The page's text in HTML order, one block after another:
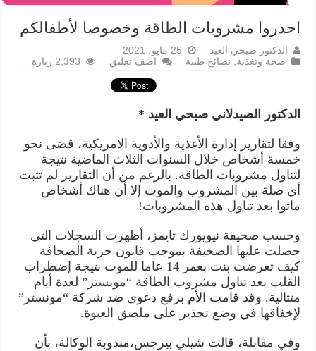
احذروا مشروبات الطاقة وخصوصا لأطفالكم
الدكتور صبحي العيد
25 مايو، 2021
صحة وتغذية, نصائح طبية اضف تعليق 2,393 زيارة
الدكتور الصيدلاني صبحي العيد *
وفقا لتقارير إدارة الأغذية والأدوية الامريكية، قضى نحو
خمسة أشخاص خلال السنوات الثلاث الماضية نتيجة
لتناول مشروبات الطاقة. بالرغم من أن التقارير لم تثبت
أي صلة بين المشروب والموت إلا أن هناك أشخاص
ماتوا بعد تناول هذه المشروبات!
وحسب صحيفة نيويورك تايمز، أظهرت السجلات التي
حصلت عليها الصحيفة بموجب قانون حرية الصحافة
كيف تعرضت بنت بعمر 14 عاما للموت نتيجة إضطراب
القلب بعد تناول مشروب الطاقة “مونستر” لعدة أيام
متتالية. وقد قامت الأم برفع دعوى ضد شركة “مونستر”
لإخفاقها في وضع تحذير على ملصق العبوة.
وفي مقابلة، قالت شيلي بيرجس،مندوبة الوكالة، بأن